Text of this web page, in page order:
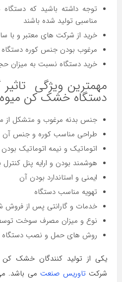
توجه داشته باشید که
مناسبی تولید شده باشند
خرید از شرکت های معتبر و با
مرغوب بودن جنس کوره
خرید دستگاه نسبت به میزان
مهمترین ویژگی
دستگاه خشک کن میوه
جنس بدنه مرغوب و متشکل از
طراحی مناسب کوره و جنس آن
اتوماتیک و نیمه اتوماتیک
هوشمند بودن و ارایه پنل
ایمنی و استاندارد بودن آن
تهویه مناسب دستگاه
خدمات و گارانتی پس از فروش
نوع و میزان مصرف سوخت
روش های حمل و نصب
یکی از تولید کنندگان خشک
شرکت تاوریس صنعت می باشد.